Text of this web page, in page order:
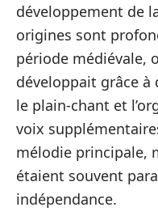
développement de
origines sont
période médiévale,
développait grâce
le plain-chant et
voix
mélodie principale,
étaient souvent
indépendance.